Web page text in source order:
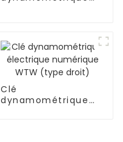
Clé
dynamométrique